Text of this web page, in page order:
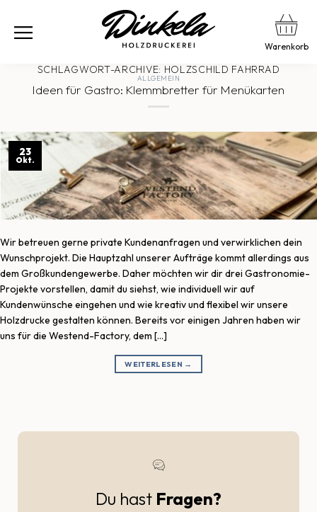
Warenkorb
SCHLAGWORT-ARCHIVE: HOLZSCHILD FAHRRAD
ALLGEMEIN
Ideen für Gastro: Klemmbretter für Menükarten
23
Okt.
Wir betreuen gerne private Kundenanfragen und verwirklichen dein
Wunschprojekt. Die Hauptzahl unserer Aufträge kommt allerdings aus
dem Großkundengewerbe. Daher möchten wir dir drei Gastronomie-
Projekte vorstellen, damit du siehst, wie individuell wir auf
Kundenwünsche eingehen und wie kreativ und flexibel wir unsere
Holzdrucke gestalten können. Bereits vor einigen Jahren haben wir
uns für die Westend-Factory, dem […]
WEITERLESEN →
Du hast Fragen?